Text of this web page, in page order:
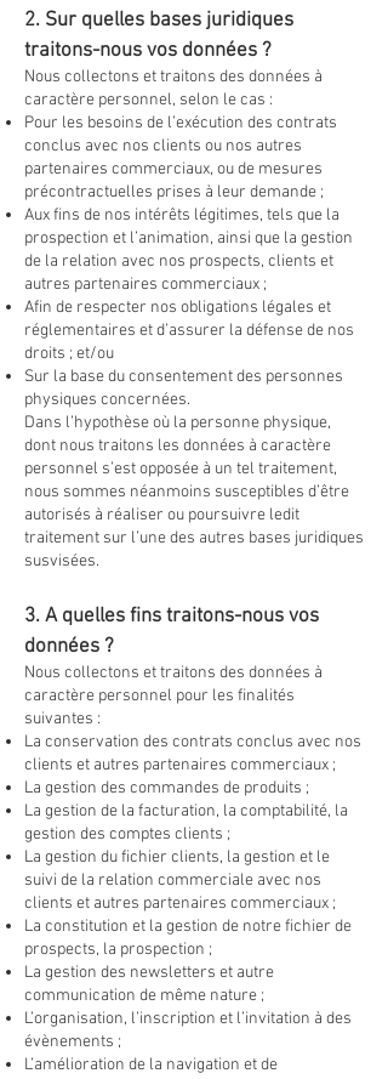
2. Sur quelles bases juridiques
traitons-nous vos données ?
Nous collectons et traitons des données à
caractère personnel, selon le cas :
Pour les besoins de l’exécution des contrats
conclus avec nos clients ou nos autres
partenaires commerciaux, ou de mesures
précontractuelles prises à leur demande ;
Aux fins de nos intérêts légitimes, tels que la
prospection et l’animation, ainsi que la gestion
de la relation avec nos prospects, clients et
autres partenaires commerciaux ;
Afin de respecter nos obligations légales et
réglementaires et d’assurer la défense de nos
droits ; et/ou
Sur la base du consentement des personnes
physiques concernées.
Dans l’hypothèse où la personne physique,
dont nous traitons les données à caractère
personnel s’est opposée à un tel traitement,
nous sommes néanmoins susceptibles d’être
autorisés à réaliser ou poursuivre ledit
traitement sur l’une des autres bases juridiques
susvisées.
3. A quelles fins traitons-nous vos
données ?
Nous collectons et traitons des données à
caractère personnel pour les finalités
suivantes :
La conservation des contrats conclus avec nos
clients et autres partenaires commerciaux ;
La gestion des commandes de produits ;
La gestion de la facturation, la comptabilité, la
gestion des comptes clients ;
La gestion du fichier clients, la gestion et le
suivi de la relation commerciale avec nos
clients et autres partenaires commerciaux ;
La constitution et la gestion de notre fichier de
prospects, la prospection ;
La gestion des newsletters et autre
communication de même nature ;
L’organisation, l’inscription et l’invitation à des
évènements ;
L’amélioration de la navigation et de